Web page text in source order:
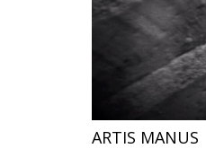
ARTIS MANUS